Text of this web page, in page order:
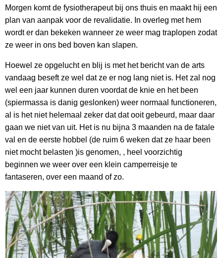
Morgen komt de fysiotherapeut bij ons thuis en maakt hij een
plan van aanpak voor de revalidatie. In overleg met hem
wordt er dan bekeken wanneer ze weer mag traplopen zodat
ze weer in ons bed boven kan slapen.
Hoewel ze opgelucht en blij is met het bericht van de arts
vandaag beseft ze wel dat ze er nog lang niet is. Het zal nog
wel een jaar kunnen duren voordat de knie en het been
(spiermassa is danig geslonken) weer normaal functioneren,
al is het niet helemaal zeker dat dat ooit gebeurd, maar daar
gaan we niet van uit. Het is nu bijna 3 maanden na de fatale
val en de eerste hobbel (de ruim 6 weken dat ze haar been
niet mocht belasten )is genomen, , heel voorzichtig
beginnen we weer over een klein camperreisje te
fantaseren, over een maand of zo.